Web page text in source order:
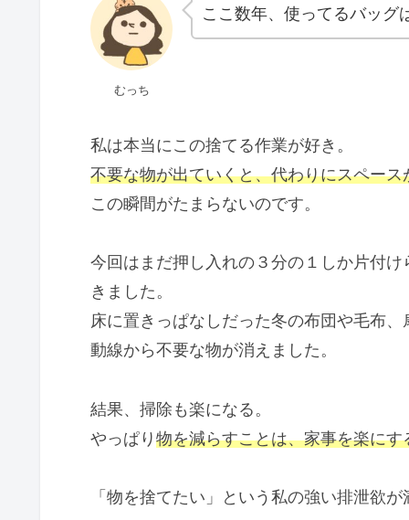
むっち
ここ数年、使ってるバッグ
私は本当にこの捨てる作業が好き。
不要な物が出ていくと、代わりにスペース
この瞬間がたまらないのです。
今回はまだ押し入れの３分の１しか片付
きました。
床に置きっぱなしだった冬の布団や毛布
動線から不要な物が消えました。
結果、掃除も楽になる。
やっぱり物を減らすことは、家事を楽にす
「物を捨てたい」という私の強い排泄欲